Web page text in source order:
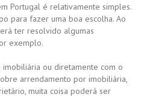
Portugal é relativamente simples.
para fazer uma boa escolha. Ao
ter resolvido algumas
exemplo.
ou diretamente com o
arrendamento por imobiliária,
muita coisa poderá ser